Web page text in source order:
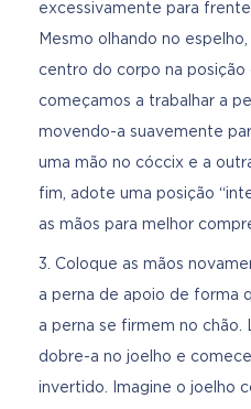
excessivamente para frente
Mesmo olhando no
centro do corpo na posição
começamos a trabalhar a
movendo-a suavemente
uma mão no cóccix e a
fim, adote uma posição
as mãos para melhor
Coloque as mãos
a perna de apoio de forma
a perna se firmem no chão.
dobre-a no joelho e
invertido. Imagine o joelho